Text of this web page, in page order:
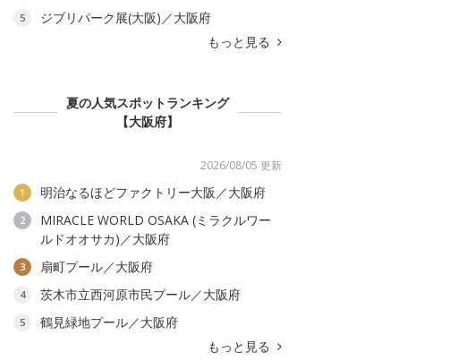
5
ジブリパーク展(大阪)／大阪府
もっと見る
夏の人気スポットランキング
【大阪府】
2026/08/05 更新
1 明治なるほどファクトリー大阪／大阪府
2
MIRACLE WORLD OSAKA (ミラクルワー
ルドオオサカ)／大阪府
3 扇町プール／大阪府
4 茨木市立西河原市民プール／大阪府
5
鶴見緑地プール／大阪府
もっと見る